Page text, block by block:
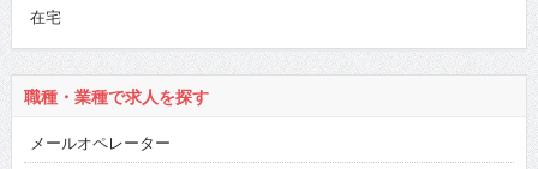
在宅
職種・業種で求人を探す
メールオペレーター